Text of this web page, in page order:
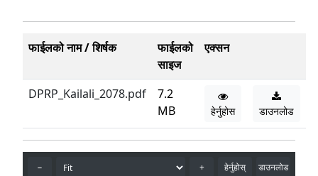
फाईलको नाम / शिर्षक
फाईलको
साइज
एक्सन
DPRP_Kailali_2078.pdf
7.2
MB
हेर्नुहोस डाउनलोड